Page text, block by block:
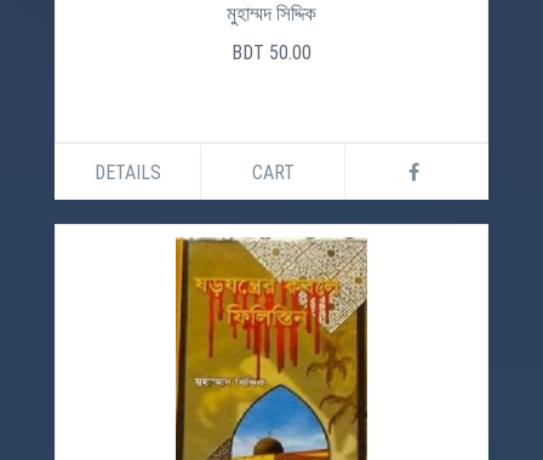
মুহাম্মদ সিদ্দিক
BDT 50.00
DETAILS CART